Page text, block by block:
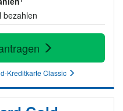
bezahlen
Kreditkarte Classic